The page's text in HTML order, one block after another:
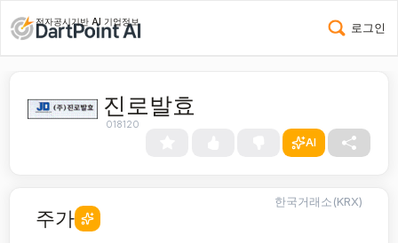
전자공시기반 AI 기업정보 로그인
진로발효
018120
AI
주가
한국거래소(KRX)